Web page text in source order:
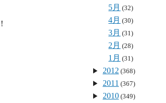
5月 (32)
4月 (30)
3月 (31)
2月 (28)
1月 (31)
2012(368)
2011 (367)
2010(349)